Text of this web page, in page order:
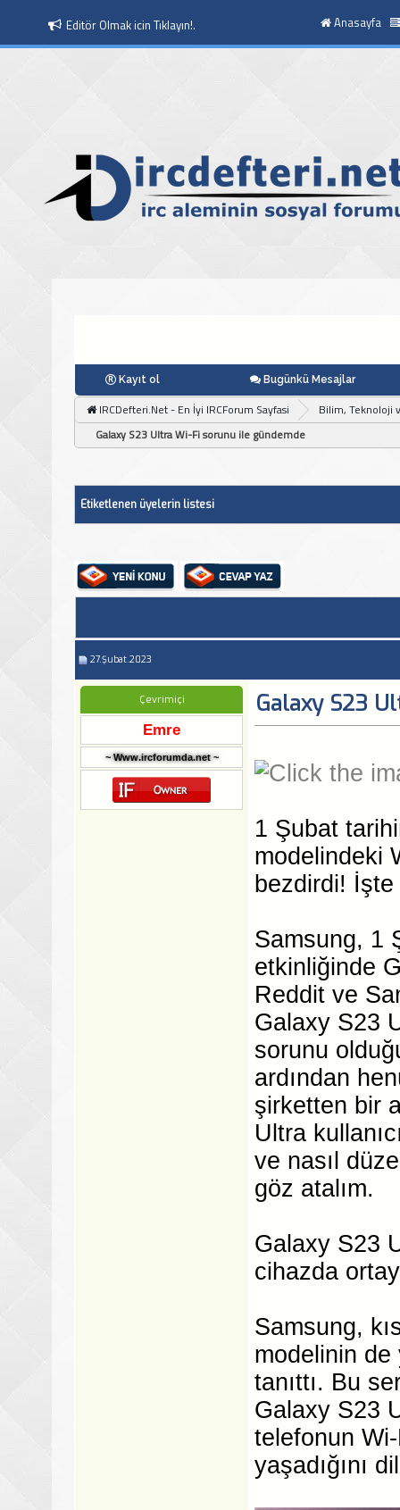
Moderatör Olmak icin Tıklayın!. Anasayfa
Kayıt ol Bugünkü Mesajlar
IRCDefteri.Net - En İyi IRCForum Sayfasi
Bilim, Teknoloji
Galaxy S23 Ultra Wi-Fi sorunu ile gündemde
Etiketlenen üyelerin listesi
27.Şubat.2023
Çevrimiçi
Emre
~ Www.ircforumda.net ~
Galaxy S23
1 Şubat
modelindeki
bezdirdi!
Samsung, 1
etkinliğinde
Reddit ve
Galaxy S23
sorunu
ardından
şirketten bir
Ultra
ve nasıl
göz atalım.
Galaxy S23
cihazda
Samsung,
modelinin de
tanıttı. Bu
Galaxy S23
telefonun Wi-
yaşadığını